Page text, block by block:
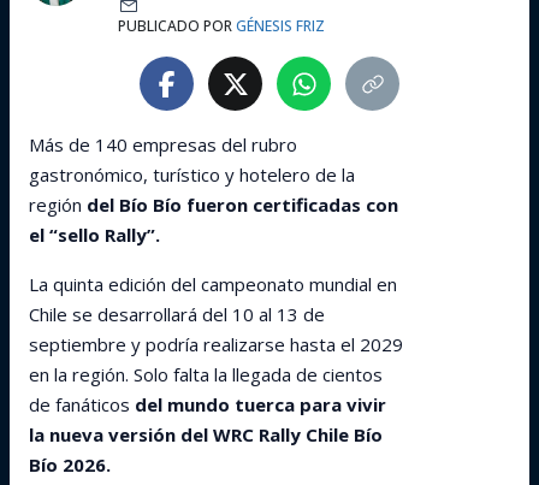
PUBLICADO PORGÉNESIS FRIZ
Más de 140 empresas del rubro
gastronómico, turístico y hotelero de la
región del Bío Bío fueron certificadas con
el “sello Rally”.
La quinta edición del campeonato mundial en
Chile se desarrollará del 10 al 13 de
septiembre y podría realizarse hasta el 2029
en la región. Solo falta la llegada de cientos
de fanáticos del mundo tuerca para vivir
la nueva versión del WRC Rally Chile Bío
Bío 2026.